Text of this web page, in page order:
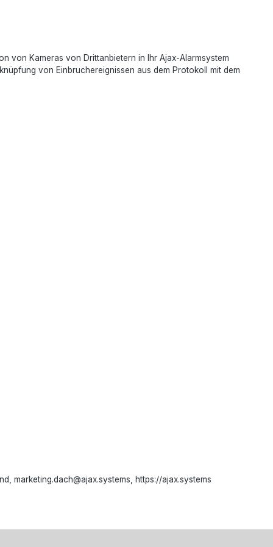
von Kameras von Drittanbietern in Ihr Ajax-Alarmsystem
von Einbruchereignissen aus dem Protokoll mit dem
marketing.dach@ajax.systems, https://ajax.systems